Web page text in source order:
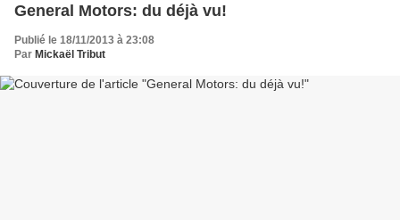
General Motors: du déjà vu!
Publié le 18/11/2013 à 23:08
Par Mickaël Tribut